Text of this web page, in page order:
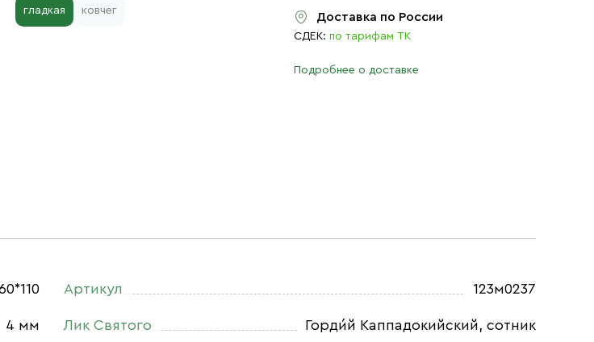
гладкая ковчег Доставка по России
СДЕК: по тарифам ТК
Подробнее о доставке
4 мм
Артикул 123м0237
Лик Святого Горди́й Каппадокийский, сотник